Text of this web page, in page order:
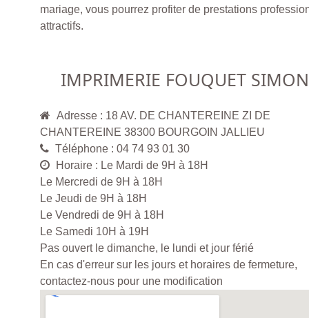
mariage, vous pourrez profiter de prestations
attractifs.
IMPRIMERIE FOUQUET
Adresse : 18 AV. DE CHANTEREINE ZI DE
CHANTEREINE 38300 BOURGOIN JALLIEU
Téléphone : 04 74 93 01 30
Horaire : Le Mardi de 9H à 18H
Le Mercredi de 9H à 18H
Le Jeudi de 9H à 18H
Le Vendredi de 9H à 18H
Le Samedi 10H à 19H
Pas ouvert le dimanche, le lundi et jour férié
En cas d'erreur sur les jours et horaires de fermeture,
contactez-nous pour une modification